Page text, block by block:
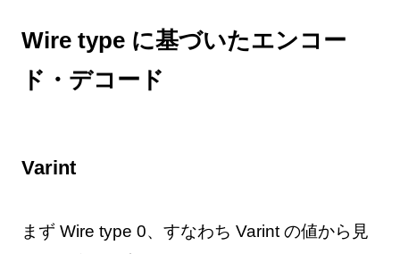
Wire type に基づいたエンコー
ド・デコード
Varint
まず Wire type 0、すなわち Varint の値から見